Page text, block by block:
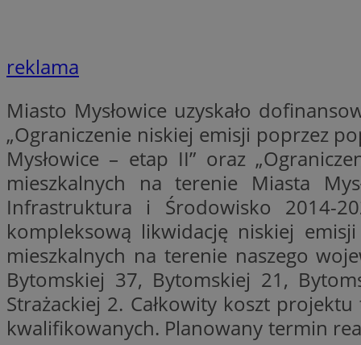
reklama
Miasto Mysłowice uzyskało
„Ograniczenie niskiej emisji poprzez
Mysłowice – etap II” oraz
mieszkalnych na terenie Miasta
Infrastruktura i Środowisko 2014-
kompleksową likwidację niskiej
mieszkalnych na terenie naszego
Bytomskiej 37, Bytomskiej 21,
Strażackiej 2. Całkowity koszt
kwalifikowanych. Planowany termin
Nazwa
sa-user-id-v3
c
Nazwa
TDID
tt_viewer
Nazwa
google_push
Nazwa
openstat_gid
WMF-Uniq
ADK_EX_11
__mguid_